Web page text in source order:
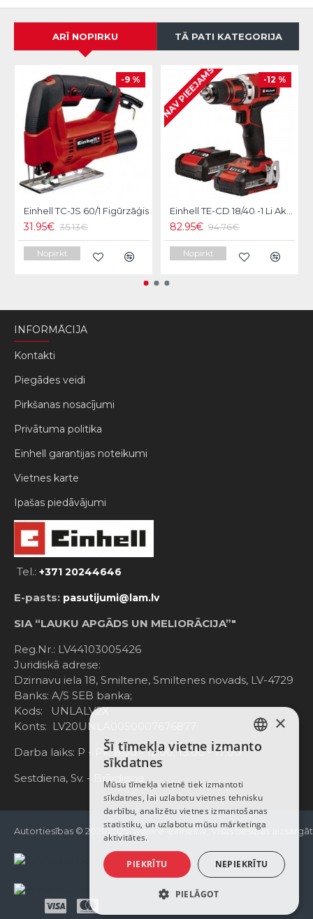
ARĪ NOPIRKU TĀ PATI KATEGORIJA
-9 %
Einhell TC-JS 60/1 Figūrzāģis
31.95€ 35.13€
Nopirkt
-12 %
NAV PIEEJAMS
Einhell TE-CD 18/40 -1 Li Akumulatora urbmašīna
82.95€ 94.76€
Nopirkt
INFORMĀCIJA
Kontakti
Piegādes veidi
Pirkšanas nosacījumi
Privātuma politika
Einhell garantijas noteikumi
Vietnes karte
Ipašas piedāvājumi
Tel.: +371 20244646
E-pasts: pasutijumi@lam.lv
SIA “LAUKU APGĀDS UN MELIORĀCIJA”"
Reg.Nr.: LV44103005426
Juridiskā adrese:
Dzirnavu iela 18, Smiltene, Smiltenes novads, LV-4729
Banks: A/S SEB banka;
Kods: UNLALV2X
Konts: LV20UNLA0050007676877
Darba laiks: P - Pk. 8:00 - 12:00; 13:00 - 17:00
Sestdiena, Sv. - Brīvdiena
Autortiesības © 2021-2025, www.e-einhell.lv, Visas tiesības
LATVIAN
ENGLISH
×
Šī tīmekļa vietne izmanto
sīkdatnes
Mūsu tīmekļa vietnē tiek izmantoti
sīkdatnes, lai uzlabotu vietnes tehnisku
darbību, analizētu vietnes izmantošanas
statistiku, un uzlabotu mūsu mārketinga
aktivitātes.
PIEKRĪTU NEPIEKRĪTU
PIELĀGOT